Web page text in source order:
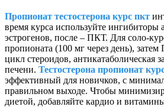
Пропионат тестостерона курс пкт
время курса используйте ингибиторы
эстрогенов, после – ПКТ. Для соло-
пропионата (100 мг через день),
цикл стероидов, антикатаболическая
печени. Тестостерона пропионат
эффективный для новичков, с
правильном выходе. Чтобы
диетой, добавляйте кардио и